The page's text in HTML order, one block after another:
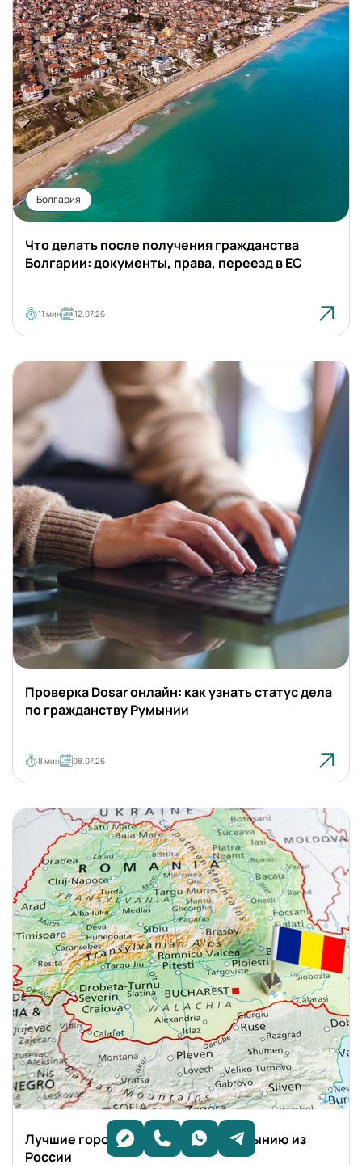
Болгария
Что делать после получения гражданства
Болгарии: документы, права, переезд в ЕС
11 мин 12.07.26
Румыния
Проверка Dosar онлайн: как узнать статус дела
по гражданству Румынии
8 мин 08.07.26
Румыния
Лучшие города для переезда в Румынию из
России